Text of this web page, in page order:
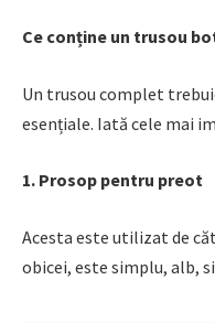
Ce conține un trusou
Un trusou complet
esențiale. Iată cele mai
1. Prosop pentru preot
Acesta este utilizat de
obicei, este simplu, alb,